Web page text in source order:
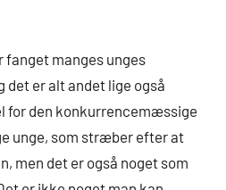
fanget manges unges
det er alt andet lige også
for den konkurrencemæssige
unge, som stræber efter at
men det er også noget som